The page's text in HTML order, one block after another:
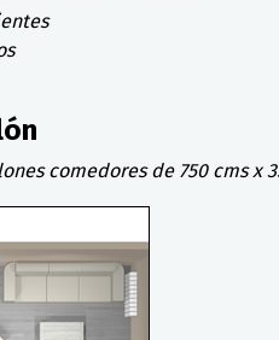
comedores de 750 cms x